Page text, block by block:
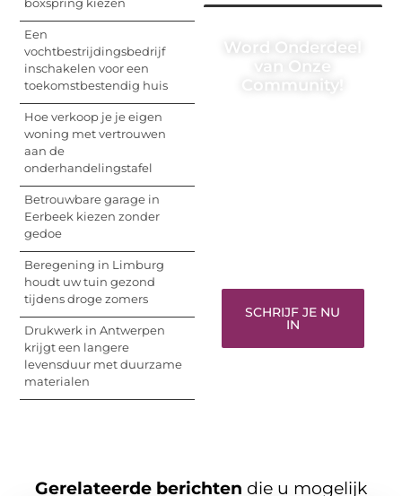
Een
vochtbestrijdingsbedrijf
inschakelen voor een
toekomstbestendig huis
Hoe verkoop je je eigen
woning met vertrouwen
aan de
onderhandelingstafel
Betrouwbare garage in
Eerbeek kiezen zonder
gedoe
Beregening in Limburg
houdt uw tuin gezond
tijdens droge zomers
Drukwerk in Antwerpen
krijgt een langere
levensduur met duurzame
materialen
Word Onderdeel
van Onze
Community!
SCHRIJF JE NU
IN
Gerelateerde berichten die u mogelijk